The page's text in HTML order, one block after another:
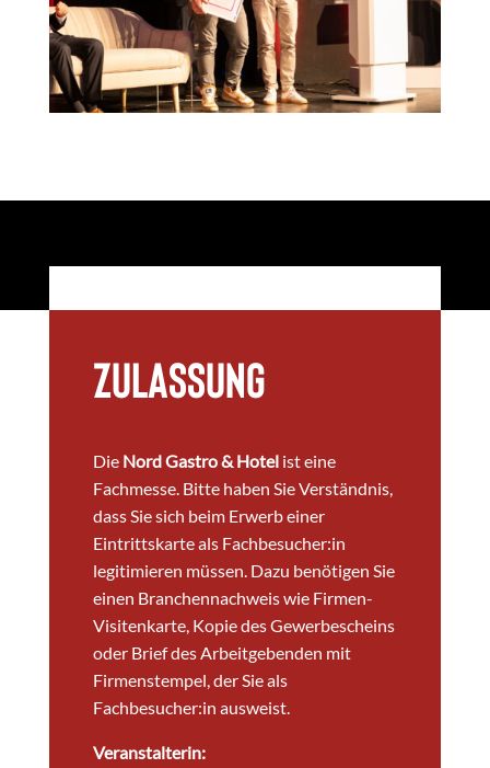
Zulassung
Die Nord Gastro & Hotelist eine
Fachmesse. Bitte haben Sie Verständnis,
dass Sie sich beim Erwerb einer
Eintrittskarte als Fachbesucher:in
legitimieren müssen. Dazu benötigen Sie
einen Branchennachweis wie Firmen-
Visitenkarte, Kopie des Gewerbescheins
oder Brief des Arbeitgebenden mit
Firmenstempel, der Sie als
Fachbesucher:in ausweist.
Veranstalterin: